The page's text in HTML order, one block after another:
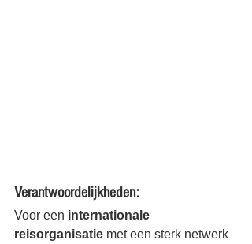
Verantwoordelijkheden:
Voor een internationale
reisorganisatie met een sterk netwerk